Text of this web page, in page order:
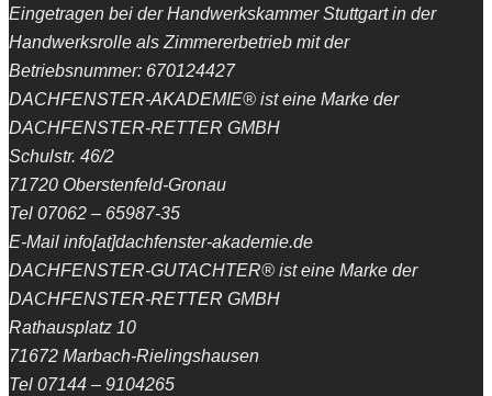
Eingetragen bei der Handwerkskammer Stuttgart in der
Handwerksrolle als Zimmererbetrieb mit der
Betriebsnummer: 670124427
DACHFENSTER-AKADEMIE® ist eine Marke der
DACHFENSTER-RETTER GMBH
Schulstr. 46/2
71720 Oberstenfeld-Gronau
Tel 07062 – 65987-35
E-Mail info[at]dachfenster-akademie.de
DACHFENSTER-GUTACHTER® ist eine Marke der
DACHFENSTER-RETTER GMBH
Rathausplatz 10
71672 Marbach-Rielingshausen
Tel 07144 – 9104265